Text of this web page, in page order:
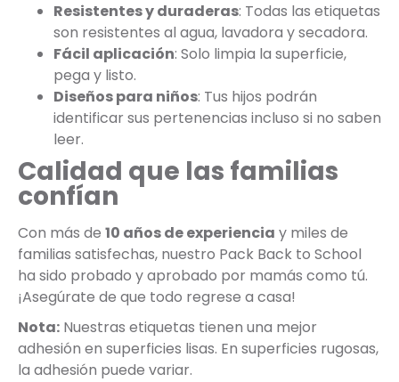
Resistentes y duraderas: Todas las etiquetas
son resistentes al agua, lavadora y secadora.
Fácil aplicación: Solo limpia la superficie,
pega y listo.
Diseños para niños: Tus hijos podrán
identificar sus pertenencias incluso si no saben
leer.
Calidad que las familias
confían
Con más de 10 años de experiencia y miles de
familias satisfechas, nuestro Pack Back to School
ha sido probado y aprobado por mamás como tú.
¡Asegúrate de que todo regrese a casa!
Nota: Nuestras etiquetas tienen una mejor
adhesión en superficies lisas. En superficies rugosas,
la adhesión puede variar.